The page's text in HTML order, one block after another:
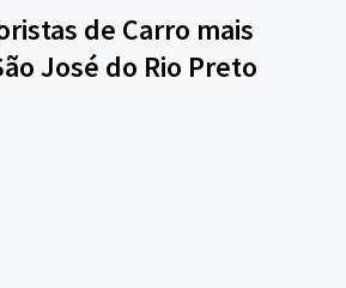
de Carro mais
José do Rio Preto